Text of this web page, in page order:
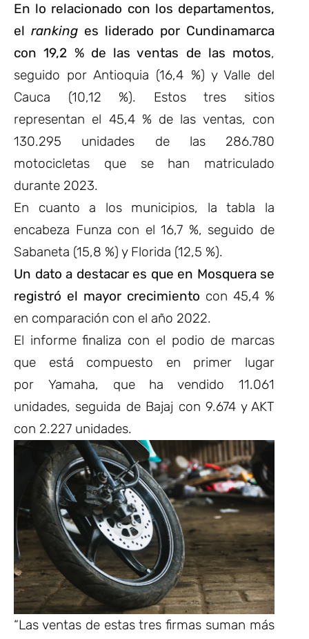
En lo relacionado con los departamentos,
el ranking es liderado por Cundinamarca
con 19,2 % de las ventas de las motos,
seguido por Antioquia (16,4 %) y Valle del
Cauca (10,12 %).
Estos tres sitios
representan el 45,4 % de las ventas, con
130.295 unidades de las 286.780
motocicletas que se han matriculado
durante 2023.
En cuanto a los municipios, la tabla la
encabeza Funza con el 16,7 %, seguido de
Sabaneta (15,8 %) y Florida (12,5 %).
Un dato a destacar es que en Mosquera se
registró el mayor crecimiento con 45,4 %
en comparación con el año 2022.
El informe finaliza con el podio de marcas
que está compuesto en primer lugar
por Yamaha, que ha vendido 11.061
unidades, seguida de Bajaj con 9.674 y AKT
con 2.227 unidades.
“Las ventas de estas tres firmas suman más